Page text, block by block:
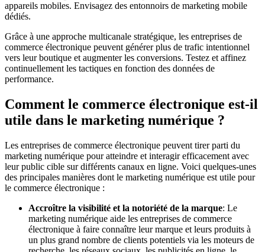
appareils mobiles. Envisagez des entonnoirs de marketing mobile
dédiés.
Grâce à une approche multicanale stratégique, les entreprises de
commerce électronique peuvent générer plus de trafic intentionnel
vers leur boutique et augmenter les conversions. Testez et affinez
continuellement les tactiques en fonction des données de
performance.
Comment le commerce électronique est-il
utile dans le marketing numérique ?
Les entreprises de commerce électronique peuvent tirer parti du
marketing numérique pour atteindre et interagir efficacement avec
leur public cible sur différents canaux en ligne. Voici quelques-unes
des principales manières dont le marketing numérique est utile pour
le commerce électronique :
Accroître la visibilité et la notoriété de la marque: Le
marketing numérique aide les entreprises de commerce
électronique à faire connaître leur marque et leurs produits à
un plus grand nombre de clients potentiels via les moteurs de